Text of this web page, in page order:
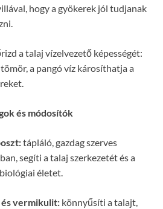
hogy a gyökerek jól tudjanak
a talaj vízelvezető képességét:
a pangó víz károsíthatja a
és módosítók
tápláló, gazdag szerves
segíti a talaj szerkezetét és a
életet.
vermikulit: könnyűsíti a talajt,